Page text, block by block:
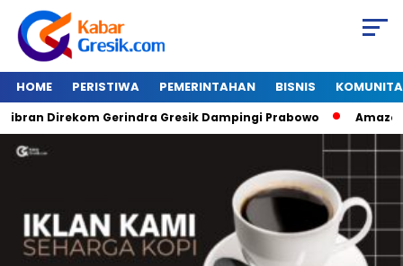
HOME PERISTIWA PEMERINTAHAN BISNIS
Direkom Gerindra Gresik Dampingi Prabowo Amazon